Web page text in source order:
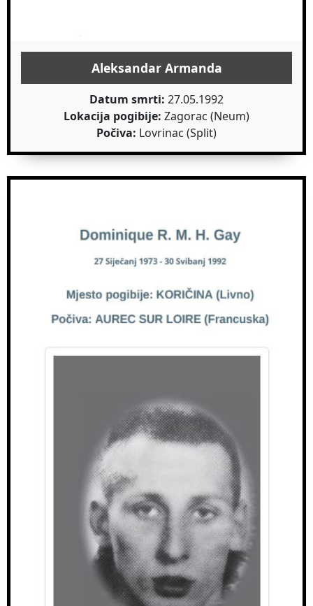
Aleksandar Armanda
Datum smrti: 27.05.1992
Lokacija pogibije: Zagorac (Neum)
Počiva: Lovrinac (Split)